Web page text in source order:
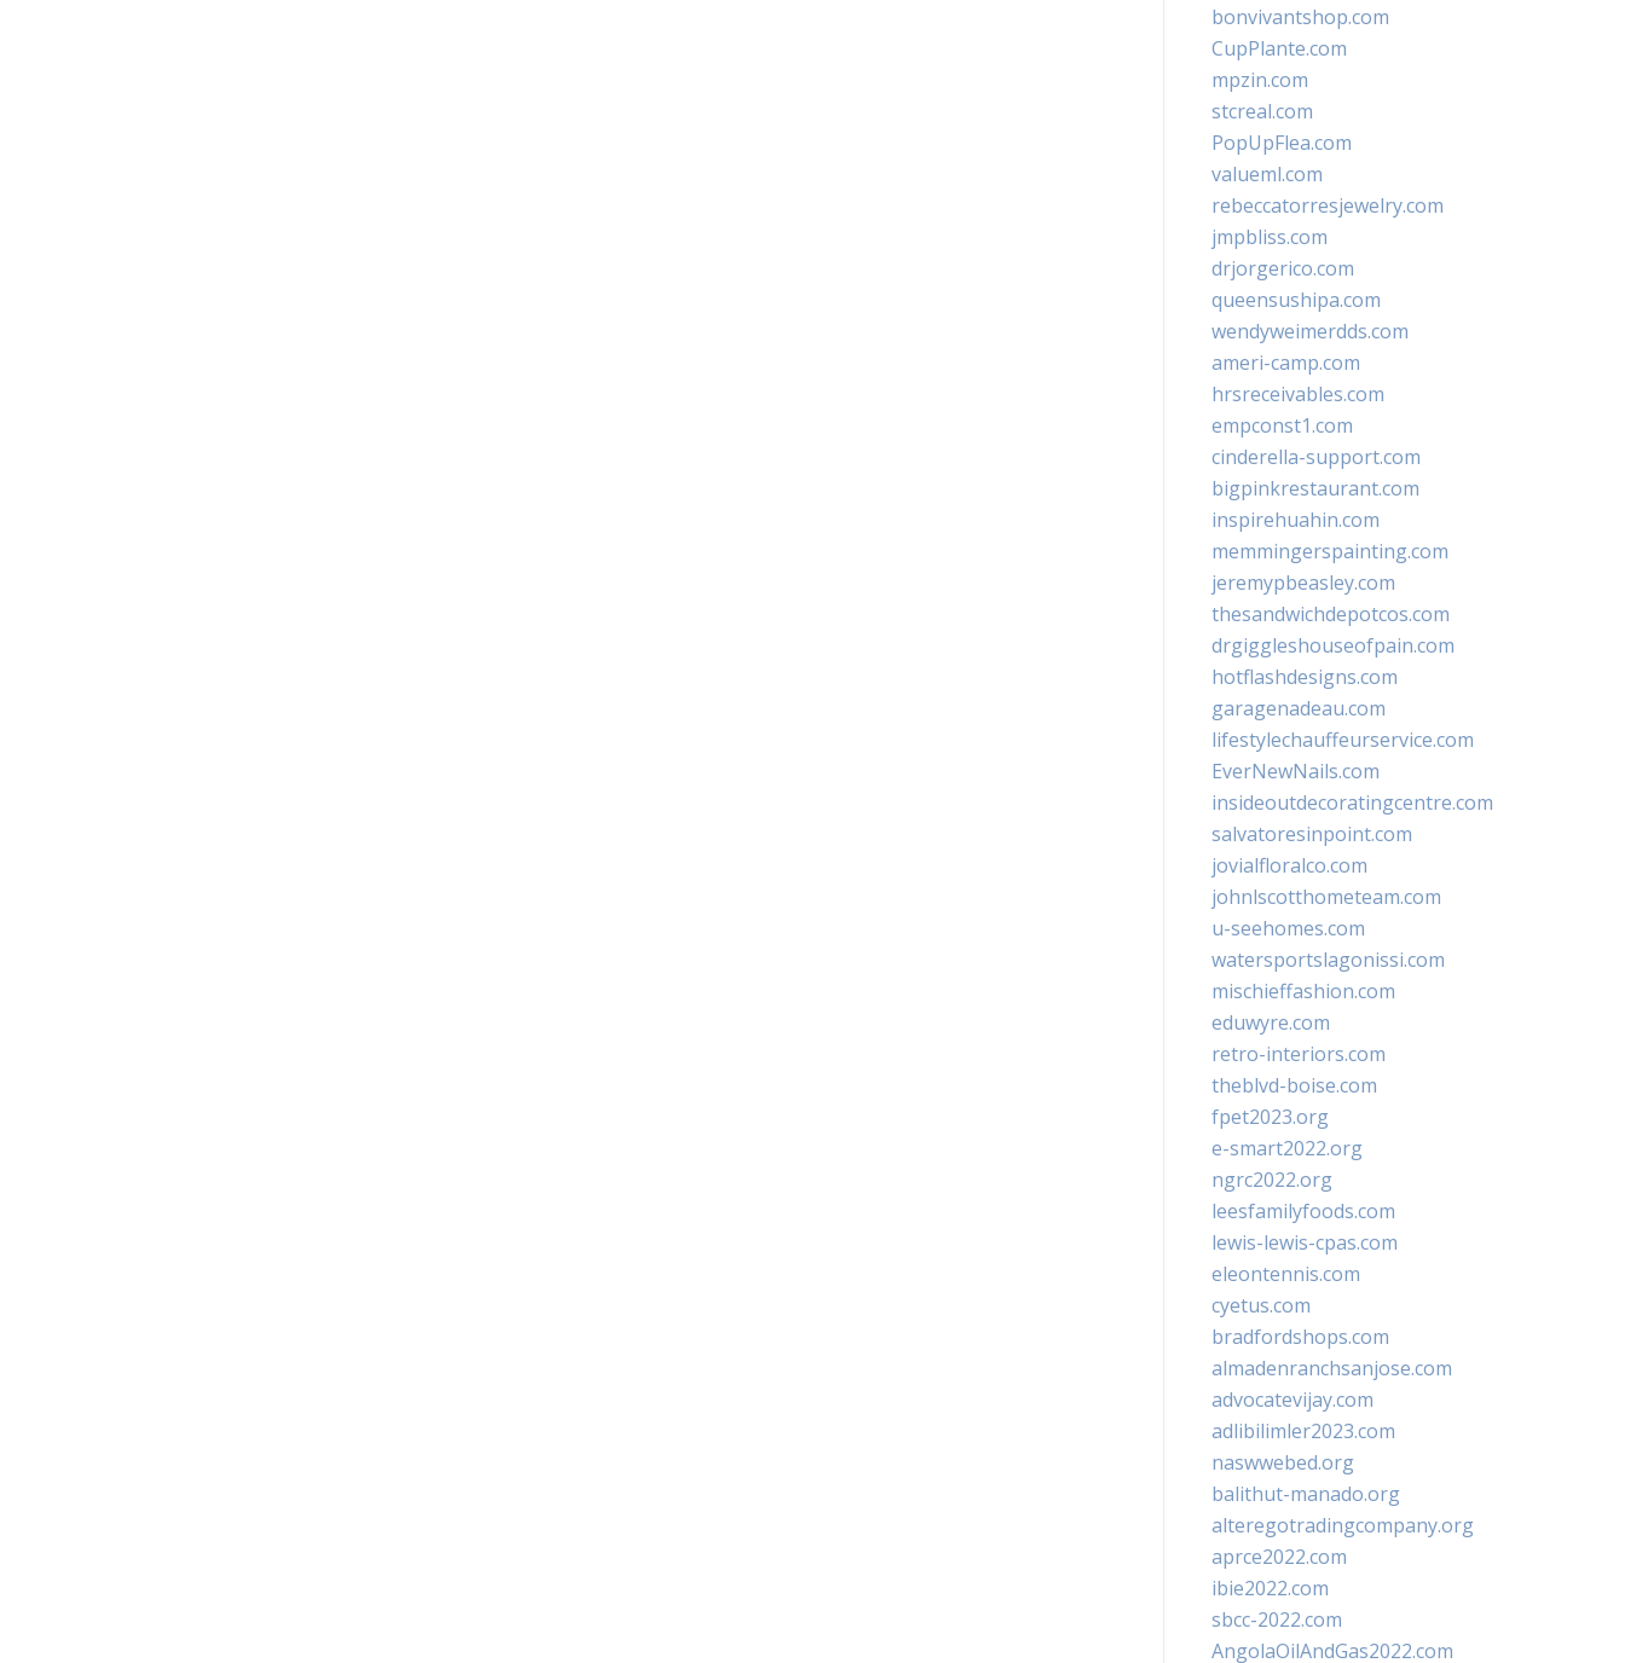
bonvivantshop.com
CupPlante.com
mpzin.com
stcreal.com
PopUpFlea.com
valueml.com
rebeccatorresjewelry.com
jmpbliss.com
drjorgerico.com
queensushipa.com
wendyweimerdds.com
ameri-camp.com
hrsreceivables.com
empconst1.com
cinderella-support.com
bigpinkrestaurant.com
inspirehuahin.com
memmingerspainting.com
jeremypbeasley.com
thesandwichdepotcos.com
drgiggleshouseofpain.com
hotflashdesigns.com
garagenadeau.com
lifestylechauffeurservice.com
EverNewNails.com
insideoutdecoratingcentre.com
salvatoresinpoint.com
jovialfloralco.com
johnlscotthometeam.com
u-seehomes.com
watersportslagonissi.com
mischieffashion.com
eduwyre.com
retro-interiors.com
theblvd-boise.com
fpet2023.org
e-smart2022.org
ngrc2022.org
leesfamilyfoods.com
lewis-lewis-cpas.com
eleontennis.com
cyetus.com
bradfordshops.com
almadenranchsanjose.com
advocatevijay.com
adlibilimler2023.com
naswwebed.org
balithut-manado.org
alteregotradingcompany.org
aprce2022.com
ibie2022.com
sbcc-2022.com
AngolaOilAndGas2022.com